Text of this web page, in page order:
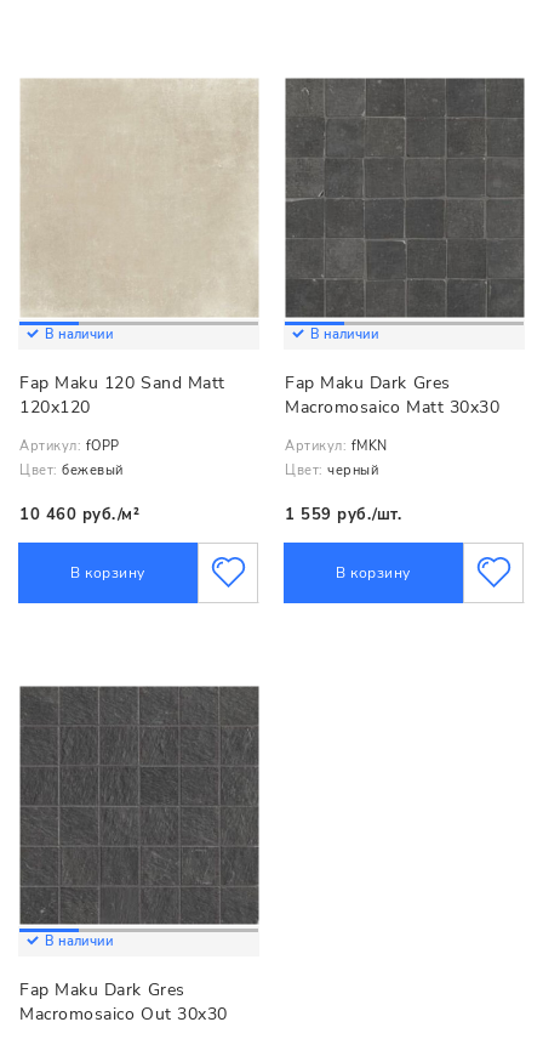
В наличии
Fap Maku 120 Sand Matt
120x120
Артикул: fOPP
Цвет: бежевый
10 460 руб./м²
В корзину
В наличии
Fap Maku Dark Gres
Macromosaico Matt 30x30
Артикул: fMKN
Цвет: черный
1 559 руб./шт.
В корзину
В наличии
Fap Maku Dark Gres
Macromosaico Out 30x30